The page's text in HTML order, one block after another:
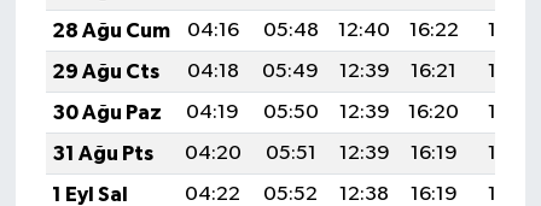
28 Ağu Cum
04:16 05:48 12:40 16:22
19:21
29 Ağu Cts
04:18 05:49 12:39 16:21
19:19
30 Ağu Paz
04:19 05:50 12:39 16:20
19:18
31 Ağu Pts
04:20 05:51 12:39 16:19
19:16
1 Eyl Sal
04:22 05:52 12:38 16:19
19:14